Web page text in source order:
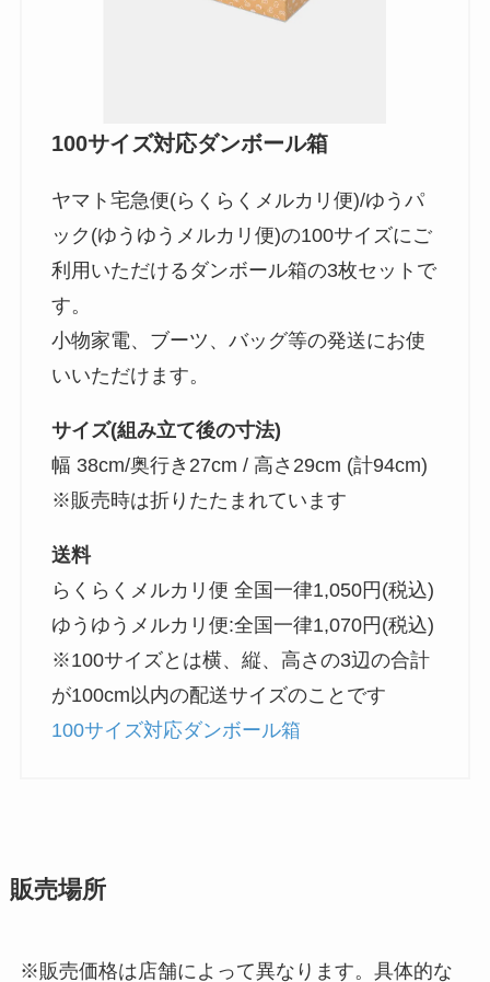
100サイズ対応ダンボール箱
ヤマト宅急便(らくらくメルカリ便)/ゆうパ
ック(ゆうゆうメルカリ便)の100サイズにご
利用いただけるダンボール箱の3枚セットで
す。
小物家電、ブーツ、バッグ等の発送にお使
いいただけます。
サイズ(組み立て後の寸法)
幅 38cm/奥行き27cm / 高さ29cm (計94cm)
※販売時は折りたたまれています
送料
らくらくメルカリ便 全国一律1,050円(税込)
ゆうゆうメルカリ便:全国一律1,070円(税込)
※100サイズとは横、縦、高さの3辺の合計
が100cm以内の配送サイズのことです
100サイズ対応ダンボール箱
販売場所
※販売価格は店舗によって異なります。具体的な